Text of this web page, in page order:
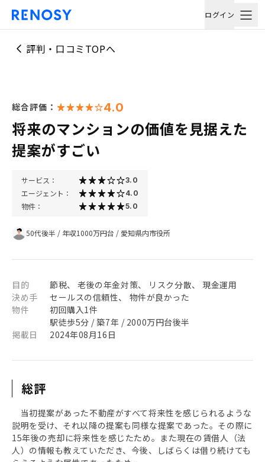
ログイン
評判・口コミTOPへ
総合評価： 4.0
将来のマンションの価値を見据えた
提案がすごい
サービス： 3.0
エージェント： 4.0
物件： 5.0
50代後半 / 年収1000万円台 / 愛知県内市役所
目的
節税、 老後の年金対策、 リスク分散、 現金運用
決め手
セールスの信頼性、 物件が良かった
物件
初回購入1件
駅徒歩5分 / 築7年 / 2000万円台後半
掲載日
2024年08月16日
総評
当初提案があった不動産がすべて将来性を感じられるような
説明を受け、それ以降の提案も同様な提案であった。その際に
15年後の売却に将来性を感じたため。また現在の賃借人（法
人）の情報も教えていただき、今後、しばらくは借り続けても